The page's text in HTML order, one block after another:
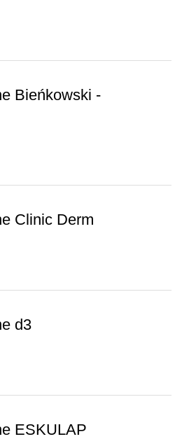
Bieńkowski -
Clinic Derm
d3
ESKULAP